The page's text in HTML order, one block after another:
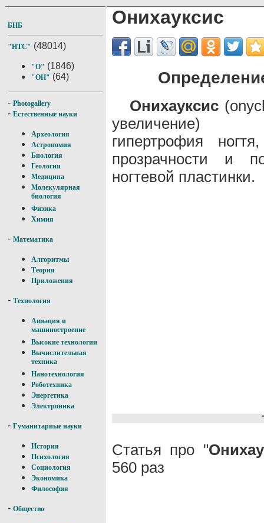
БНБ
"НТС" (48014)
"О" (1846)
"ОН" (64)
- Photogallery
- Естественные науки
Археология
Астрономия
Биология
Геология
Медицина
Молекулярная
биология
Физика
Химия
- Математика
Алгоритмы
Теория
Приложения
- Технология
Авиация и
машиностроение
Высокие технологии
Вычислительная
техника
Нанотехнология
Роботехника
Энергетика
Электроника
- Гуманитарные науки
История
Психология
Социология
Экономика
Философия
- Общество
Онихауксис
Онихауксис
увеличение)
гипертрофия
прозрачности и
ногтевой пластинки.
Статья про "
560 раз